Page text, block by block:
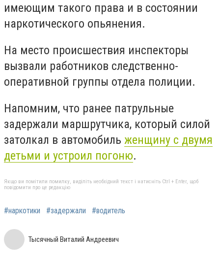
имеющим такого права и в состоянии
наркотического опьянения.
На место происшествия инспекторы
вызвали работников следственно-
оперативной группы отдела полиции.
Напомним, что ранее патрульные
задержали маршрутчика, который силой
затолкал в автомобиль женщину с двумя
детьми и устроил погоню.
Якщо ви помітили помилку, виділіть необхідний текст і натисніть Ctrl + Enter, щоб
повідомити про це редакцію
#наркотики #задержали #водитель
Тысячный Виталий Андреевич